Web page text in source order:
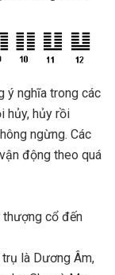
ý nghĩa trong các
hủy, hủy rồi
ngừng. Các
động theo quá
thượng cổ đến
là Dương Âm,